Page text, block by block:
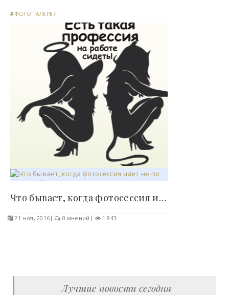
ФОТО ГАЛЕРЕЯ
Что бывает, когда фотосессия идет не по плану (3..
21-ноя, 2016 0 мнений 1 843
Лучшие новости сегодня